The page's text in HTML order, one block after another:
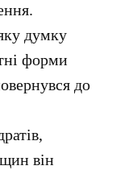
думку
форми
до
він